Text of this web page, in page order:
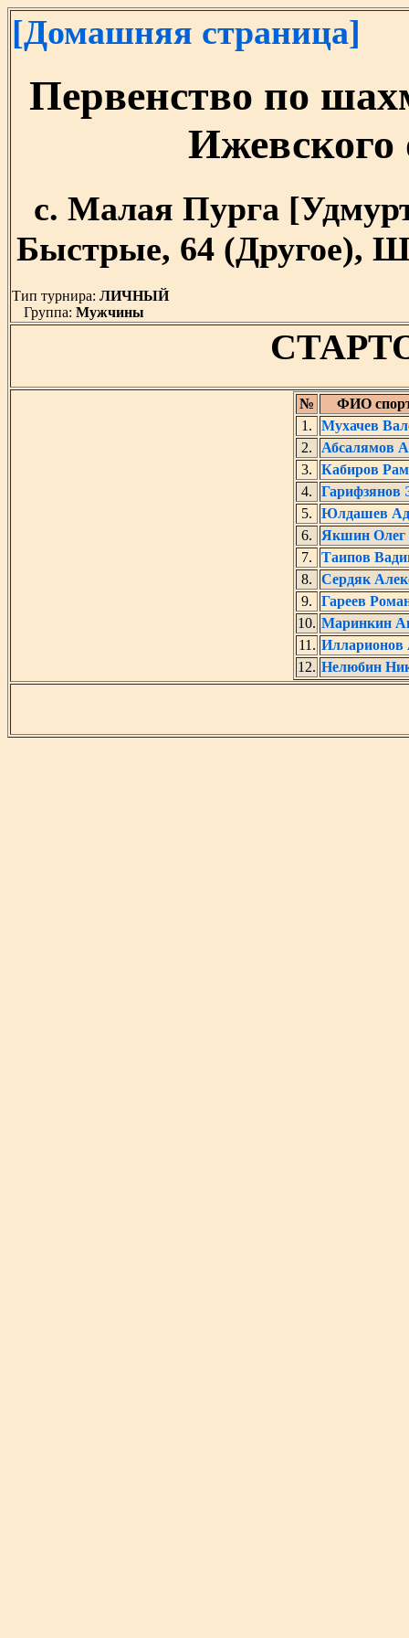
[Домашняя страница]
Первенство по
с. Малая Пурга
Быстрые, 64 (Другое),
Тип турнира: ЛИЧНЫЙ
Группа: Мужчины
№
ФИО
1.
Мухачев
2.
Абсалямов
3.
Кабиров
4.
Гарифзянов
5.
Юлдашев
6.
Якшин Олег
7.
Таипов
8.
Сердяк
9.
Гареев
10. Маринкин
11. Илларионов
12. Нелюбин